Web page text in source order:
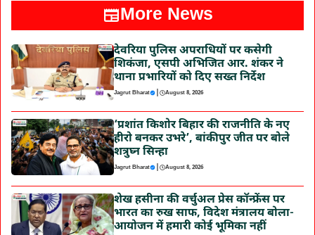
More News
देवरिया पुलिस अपराधियों पर कसेगी
शिकंजा, एसपी अभिजित आर. शंकर ने
थाना प्रभारियों को दिए सख्त निर्देश
Jagrut Bharat | August 8, 2026
‘प्रशांत किशोर बिहार की राजनीति के नए
हीरो बनकर उभरे’, बांकीपुर जीत पर बोले
शत्रुघ्न सिन्हा
Jagrut Bharat | August 8, 2026
शेख हसीना की वर्चुअल प्रेस कॉन्फ्रेंस पर
भारत का रुख साफ, विदेश मंत्रालय बोला-
आयोजन में हमारी कोई भूमिका नहीं